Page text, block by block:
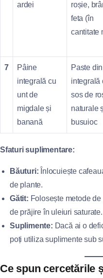
ardei
roșie,
feta (în
cantitate
7
Pâine
integrală cu
unt de
migdale și
banană
Paste
integrală
sos de
naturale
busuioc
Sfaturi suplimentare:
Băuturi: Înlocuiește
de plante.
Gătit: Folosește metode
de prăjire în uleiuri saturate.
Suplimente: Dacă ai o
poți utiliza suplimente sub
Ce spun cercetările